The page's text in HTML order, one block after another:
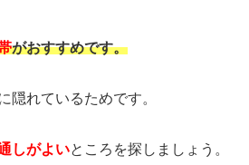
がおすすめです。
隠れているためです。
しがよいところを探しましょう。